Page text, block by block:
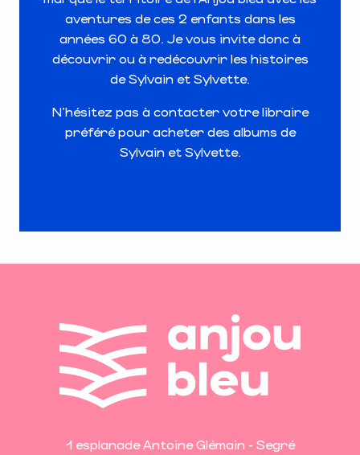
aventures de ces 2 enfants dans les
années 60 à 80. Je vous invite donc à
découvrir ou à redécouvrir les histoires
de Sylvain et Sylvette.
N’hésitez pas à contacter votre libraire
préféré pour acheter des albums de
Sylvain et Sylvette.
1 esplanade Antoine Glémain - Segré